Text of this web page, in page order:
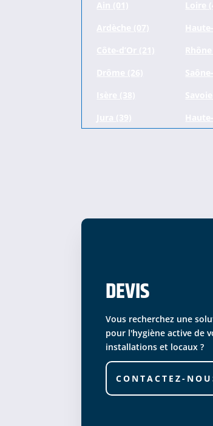
DEVIS
Vous recherchez une
pour l'hygiène active de
installations et locaux ?
CONTACTEZ-